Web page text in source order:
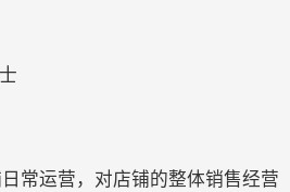
常运营，对店铺的整体销售经营